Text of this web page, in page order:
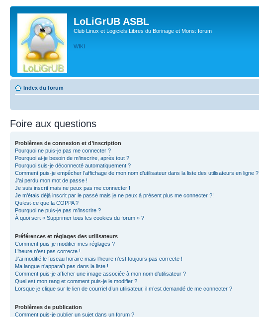
LoLiGrUB ASBL
Club Linux et Logiciels Libres du Borinage et Mons: forum
WIKI
Index du forum
Foire aux questions
Problèmes de connexion et d’inscription
Pourquoi ne puis-je pas me connecter ?
Pourquoi ai-je besoin de m’inscrire, après tout ?
Pourquoi suis-je déconnecté automatiquement ?
Comment puis-je empêcher l’affichage de mon nom d’utilisateur dans la liste des utilisateurs en ligne ?
J’ai perdu mon mot de passe !
Je suis inscrit mais ne peux pas me connecter !
Je m’étais déjà inscrit par le passé mais je ne peux à présent plus me connecter ?!
Qu’est-ce que la COPPA ?
Pourquoi ne puis-je pas m’inscrire ?
À quoi sert « Supprimer tous les cookies du forum » ?
Préférences et réglages des utilisateurs
Comment puis-je modifier mes réglages ?
L’heure n’est pas correcte !
J’ai modifié le fuseau horaire mais l’heure n’est toujours pas correcte !
Ma langue n’apparaît pas dans la liste !
Comment puis-je afficher une image associée à mon nom d’utilisateur ?
Quel est mon rang et comment puis-je le modifier ?
Lorsque je clique sur le lien de courriel d’un utilisateur, il m’est demandé de me connecter ?
Problèmes de publication
Comment puis-je publier un sujet dans un forum ?